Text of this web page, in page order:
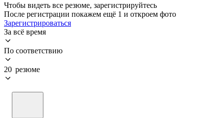
Чтобы видеть все резюме, зарегистрируйтесь
После регистрации покажем ещё 1 и откроем фото
Зарегистрироваться
За всё время
По соответствию
20 резюме